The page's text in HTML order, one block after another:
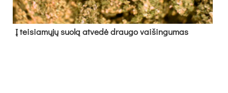
Į tei­sia­mų­jų suo­lą at­ve­dė drau­go vai­šin­gu­mas